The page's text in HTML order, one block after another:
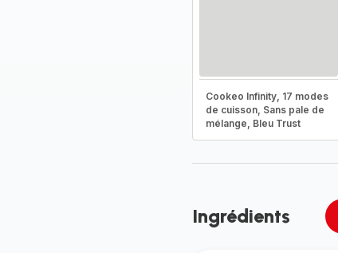
Cookeo Infinity, 17 modes
de cuisson, Sans pale de
mélange, Bleu Trust
Ingrédients